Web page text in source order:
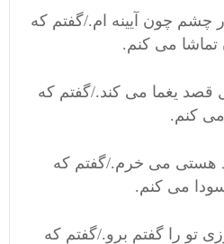
چشم چون آیینه ام./گفتم که
تماشا می کنم.
قصد یغما می کند./گفتم که
می کنم.
هستی می خرم./گفتم که
سودا می کنم.
تو را گفتم برو./گفتم که